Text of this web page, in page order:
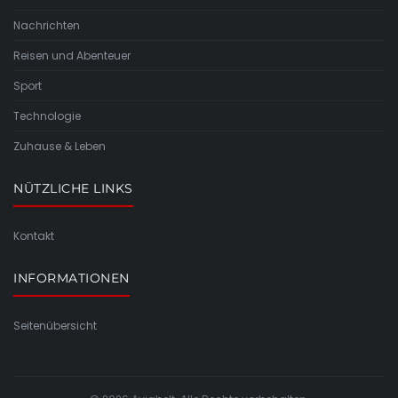
Nachrichten
Reisen und Abenteuer
Sport
Technologie
Zuhause & Leben
NÜTZLICHE LINKS
Kontakt
INFORMATIONEN
Seitenübersicht